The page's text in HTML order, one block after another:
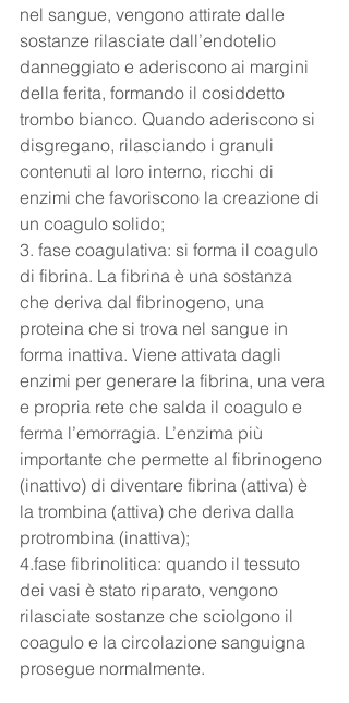
nel sangue, vengono attirate dalle
sostanze rilasciate dall’endotelio
danneggiato e aderiscono ai margini
della ferita, formando il cosiddetto
trombo bianco. Quando aderiscono si
disgregano, rilasciando i granuli
contenuti al loro interno, ricchi di
enzimi che favoriscono la creazione di
un coagulo solido;
3. fase coagulativa: si forma il coagulo
di fibrina. La fibrina è una sostanza
che deriva dal fibrinogeno, una
proteina che si trova nel sangue in
forma inattiva. Viene attivata dagli
enzimi per generare la fibrina, una vera
e propria rete che salda il coagulo e
ferma l’emorragia. L’enzima più
importante che permette al fibrinogeno
(inattivo) di diventare fibrina (attiva) è
la trombina (attiva) che deriva dalla
protrombina (inattiva);
4.fase fibrinolitica: quando il tessuto
dei vasi è stato riparato, vengono
rilasciate sostanze che sciolgono il
coagulo e la circolazione sanguigna
prosegue normalmente.